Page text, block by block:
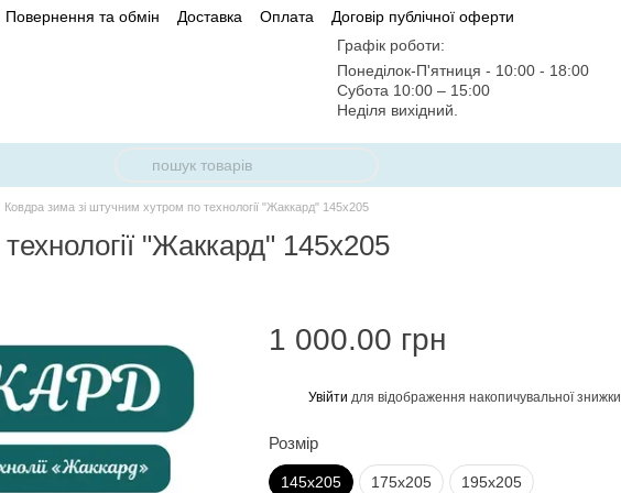
Повернення та обмін Доставка Оплата Договір публічної оферти
Графік роботи:
Понеділок-П'ятниця - 10:00 - 18:00
Субота 10:00 – 15:00
Неділя вихідний.
Ковдра зима зі штучним хутром по технології "Жаккард" 145х205
"Жаккард" 145х205
1 000.00 грн
Увійти для відображення накопичувальної знижки
Розмір
145х205 175х205 195х205